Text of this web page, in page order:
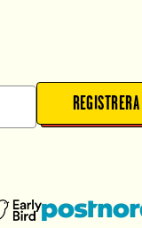
REGISTRERA